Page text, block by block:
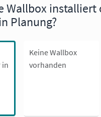
Wallbox installiert
Planung?
in
Keine Wallbox
vorhanden